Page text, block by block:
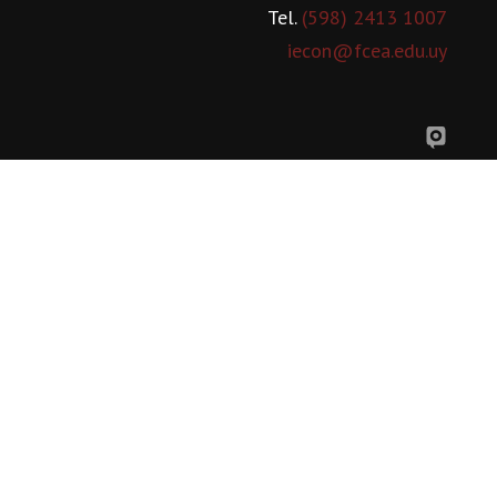
Tel. (598) 2413 1007
iecon@fcea.edu.uy